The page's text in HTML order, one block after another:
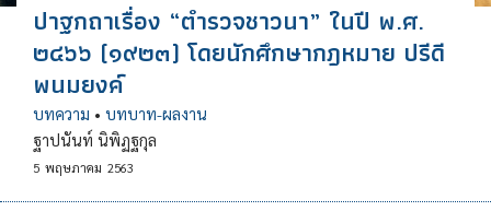
ปาฐกถาเรื่อง “ตำรวจชาวนา” ในปี พ.ศ.
๒๔๖๖ (๑๙๒๓) โดยนักศึกษากฎหมาย ปรีดี
พนมยงค์
บทความ • บทบาท-ผลงาน
ฐาปนันท์ นิพิฏฐกุล
5 พฤษภาคม 2563